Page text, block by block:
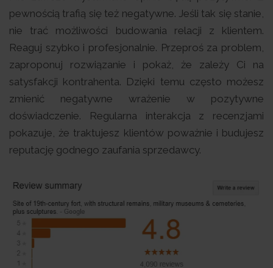
pewnością trafią się też negatywne. Jeśli tak się stanie,
nie trać możliwości budowania relacji z klientem.
Reaguj szybko i profesjonalnie. Przeproś za problem,
zaproponuj rozwiązanie i pokaż, że zależy Ci na
satysfakcji kontrahenta. Dzięki temu często możesz
zmienić negatywne wrażenie w pozytywne
doświadczenie. Regularna interakcja z recenzjami
pokazuje, że traktujesz klientów poważnie i budujesz
reputację godnego zaufania sprzedawcy.